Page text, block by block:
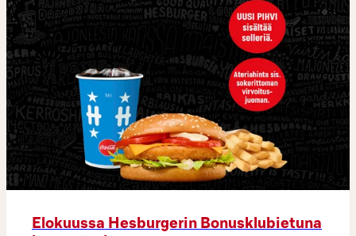
Elokuussa Hesburgerin Bonusklubietuna